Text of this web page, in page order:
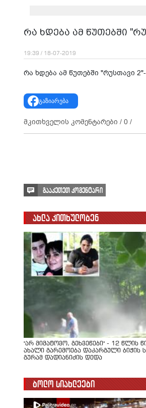
რა ხდება ამ წუთებში
19:39 / 18-07-2019
რა ხდება ამ წუთებში "რუსთავი
გაზიარება
მკითხველის კომენტარები / 0 /
გააკეთეთ კომენტარი
ახლა კითხულობენ
"არ მიმატოვო, გეხვეწები" - 12 წლის
ახალი გარემოება დაკარგული ბიჭის
გურამ დადიანიძის დედა
ბოლო სიახლეები